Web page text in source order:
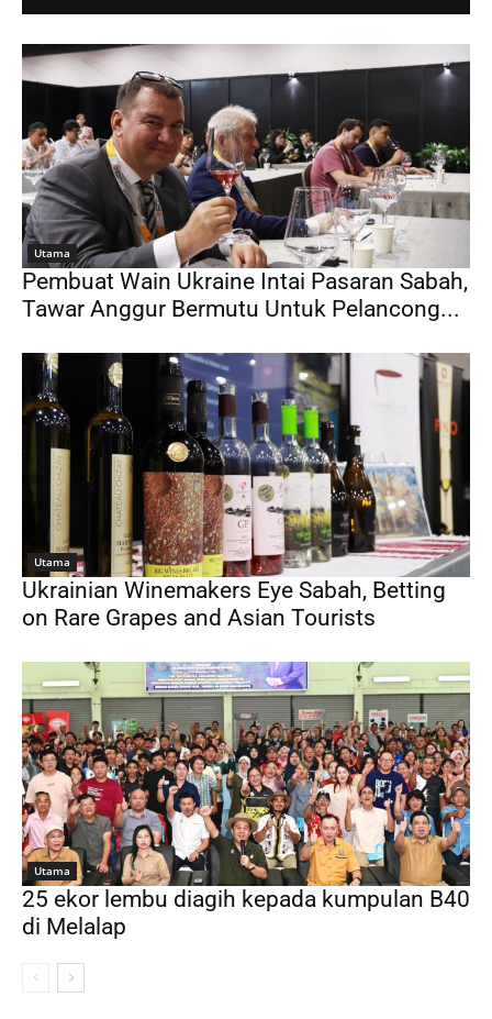
Utama
Pembuat Wain Ukraine Intai Pasaran Sabah,
Tawar Anggur Bermutu Untuk Pelancong...
Utama
Ukrainian Winemakers Eye Sabah, Betting
on Rare Grapes and Asian Tourists
Utama
25 ekor lembu diagih kepada kumpulan B40
di Melalap